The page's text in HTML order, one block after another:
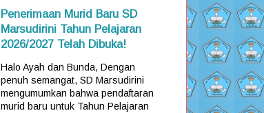
Penerimaan Murid Baru SD
Marsudirini Tahun Pelajaran
2026/2027 Telah Dibuka!
Halo Ayah dan Bunda, Dengan
penuh semangat, SD Marsudirini
mengumumkan bahwa pendaftaran
murid baru untuk Tahun Pelajaran